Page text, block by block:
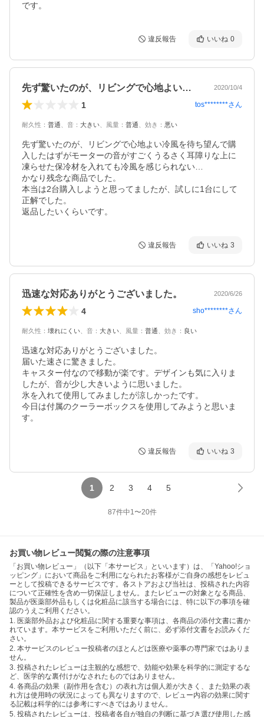
です。
違反報告 いいね 0
先ず驚いたのが、リビングで心地よい冷風… 2020/10/4
1 tos********さん
耐久性 ： 普通 音 ： 大きい 風量 ： 普通 効き ： 悪い
先ず驚いたのが、リビングで心地よい冷風を待ち望んで購
入したはずがモーターの音がすごくうるさく耳障りな上に
凍らせた保冷材を入れても冷風を感じられない…
かなり残念な商品でした。
本当は2台購入しようと思ってましたが、試しに1台にして
正解でした。
返品したいくらいです。
違反報告 いいね 3
迅速な対応ありがとうございました。 2020/6/26
4 sho********さん
耐久性 ： 壊れにくい 音 ： 大きい 風量 ： 普通 効き ： 良い
迅速な対応ありがとうございました。
届いた速さに驚きました。
キャスター付なので移動が楽です。デザインも気に入りま
したが、音が少し大きいように思いました。
氷を入れて使用してみましたが涼しかったです。
今日は付属のクーラーボックスを使用してみようと思いま
す。
違反報告 いいね 3
1 2 3 4 5
87件中1〜20件
お買い物レビュー閲覧の際の注意事項
「お買い物レビュー」（以下「本サービス」といいます）は、「Yahoo!ショ
ッピング」において商品をご利用になられたお客様がご自身の感想をレビュ
ーとして投稿できるサービスです。各ストアおよび当社は、投稿された内容
について正確性を含め一切保証しません。またレビューの対象となる商品、
製品が医薬部外品もしくは化粧品に該当する場合には、特に以下の事項を確
認のうえご利用ください。
1. 医薬部外品および化粧品に関する重要な事項は、各商品の添付文書に書か
れています。本サービスをご利用いただく前に、必ず添付文書をお読みくだ
さい。
2. 本サービスのレビュー投稿者のほとんどは医療や薬事の専門家ではありま
せん。
3. 投稿されたレビューは主観的な感想で、効能や効果を科学的に測定するな
ど、医学的な裏付けがなされたものではありません。
4. 各商品の効果（副作用を含む）の表れ方は個人差が大きく、また効果の表
れ方は使用時の状況によっても異なりますので、レビュー内容の効果に関す
る記載は科学的には参考にすべきではありません。
5. 投稿されたレビューは、投稿者各自が独自の判断に基づき選び使用した感